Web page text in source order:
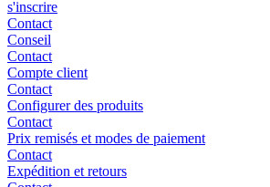
s'inscrire
Contact
Conseil
Contact
Compte client
Contact
Configurer des produits
Contact
Prix remisés et modes de paiement
Contact
Expédition et retours